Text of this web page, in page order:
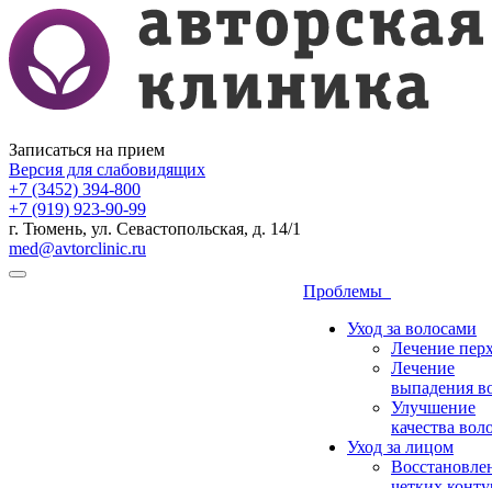
Записаться на прием
Версия для слабовидящих
+7 (3452) 394-800
+7 (919) 923-90-99
г. Тюмень, ул. Севастопольская, д. 14/1
med@avtorclinic.ru
Проблемы
Уход за волосами
Лечение
Лечение
выпадения
Улучшение
качества
Уход за лицом